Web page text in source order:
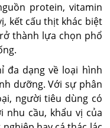
protein, vitamin
kết cấu thịt khác biệt
thành lựa chọn phổ
đa dạng về loại hình
dưỡng. Với sự phân
người tiêu dùng có
nhu cầu, khẩu vị của